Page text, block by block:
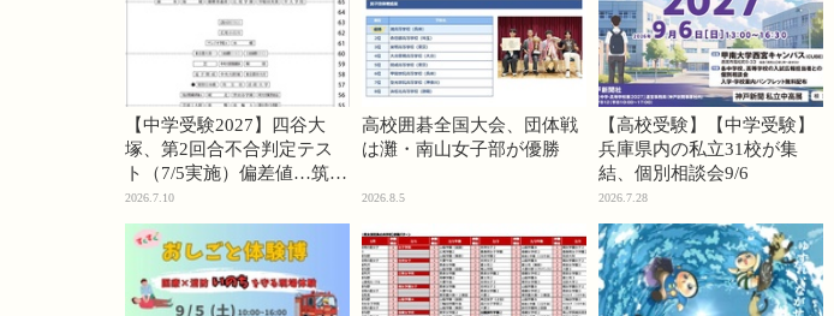
【中学受験2027】四谷大
塚、第2回合不合判定テス
ト（7/5実施）偏差値…筑駒
74・桜蔭70＜PR＞
2026.7.10
高校囲碁全国大会、団体戦
は灘・南山女子部が優勝
2026.8.5
【高校受験】【中学受験】
兵庫県内の私立31校が集
結、個別相談会9/6
2026.7.28